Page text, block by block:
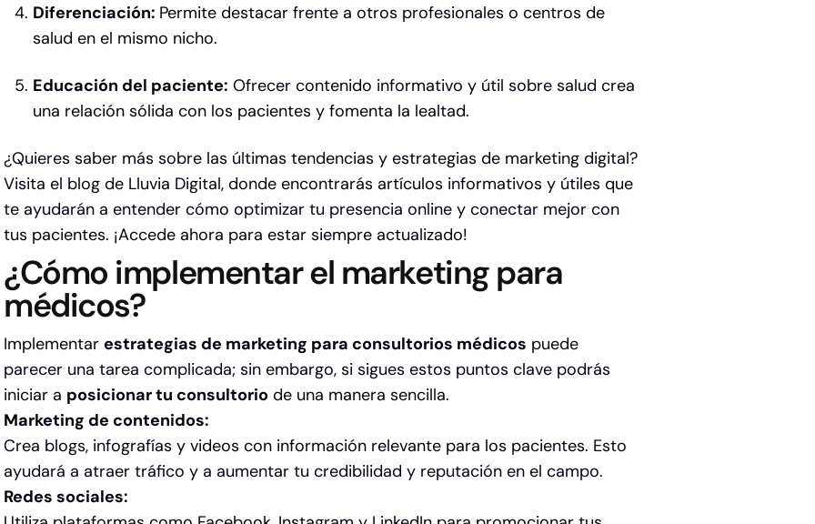
Diferenciación: Permite destacar frente a otros profesionales o centros de
salud en el mismo nicho.
Educación del paciente: Ofrecer contenido informativo y útil sobre salud crea
una relación sólida con los pacientes y fomenta la lealtad.
¿Quieres saber más sobre las últimas tendencias y estrategias de marketing digital?
Visita el blog de Lluvia Digital, donde encontrarás artículos informativos y útiles que
te ayudarán a entender cómo optimizar tu presencia online y conectar mejor con
tus pacientes. ¡Accede ahora para estar siempre actualizado!
¿Cómo implementar el marketing para
médicos?
Implementar estrategias de marketing para consultorios médicos puede
parecer una tarea complicada; sin embargo, si sigues estos puntos clave podrás
iniciar a posicionar tu consultorio de una manera sencilla.
Marketing de contenidos:
Crea blogs, infografías y videos con información relevante para los pacientes. Esto
ayudará a atraer tráfico y a aumentar tu credibilidad y reputación en el campo.
Redes sociales: